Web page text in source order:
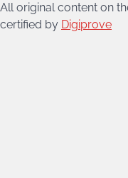
All original content on
certified by Digiprove